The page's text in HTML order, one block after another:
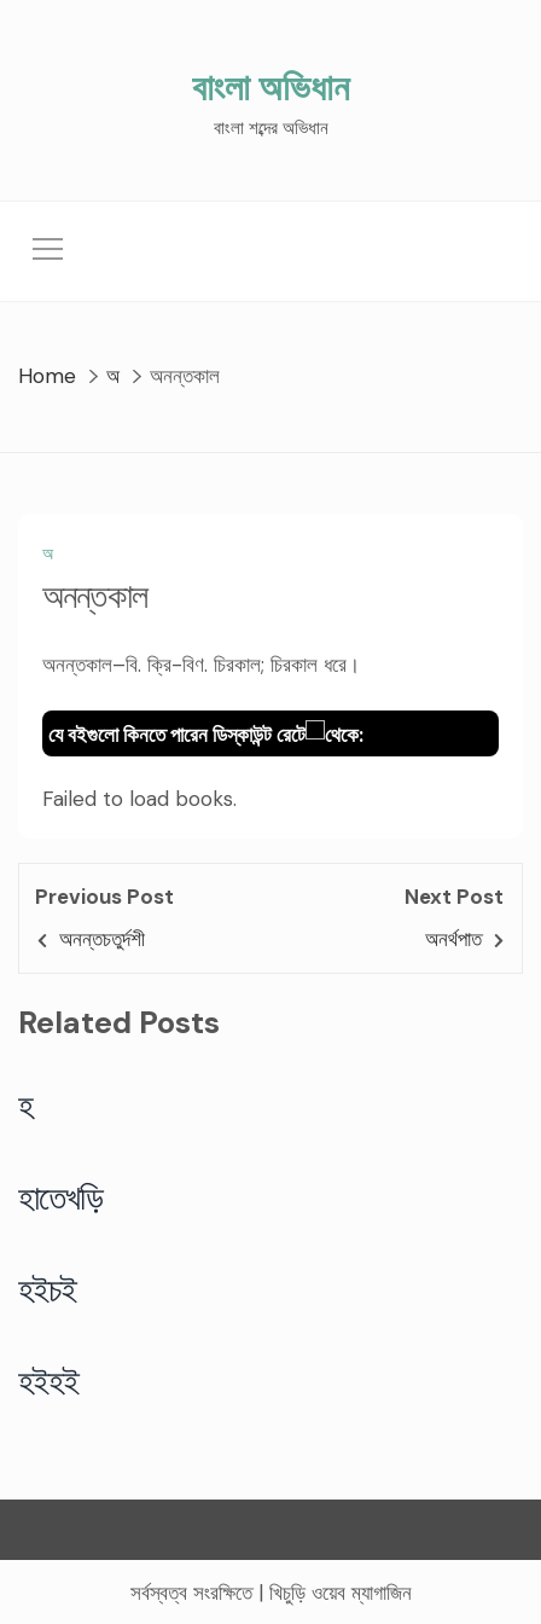
বাংলা অভিধান
বাংলা শব্দের অভিধান
Home অ অনন্তকাল
অ
অনন্তকাল
অনন্তকাল–বি. ক্রি-বিণ. চিরকাল; চিরকাল ধরে।
যে বইগুলো কিনতে পারেন ডিস্কাউন্ট রেটে থেকে:
Failed to load books.
Previous Post
অনন্তচতুর্দশী
Next Post
অনর্থপাত
Related Posts
হ
হাতেখড়ি
হইচই
হইহই
সর্বস্বত্ব সংরক্ষিতে | খিচুড়ি ওয়েব ম্যাগাজিন